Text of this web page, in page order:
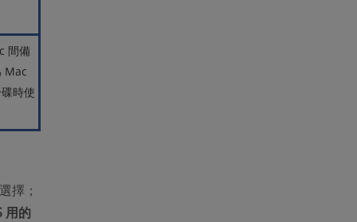
間備
Mac
時使
擇；
用的